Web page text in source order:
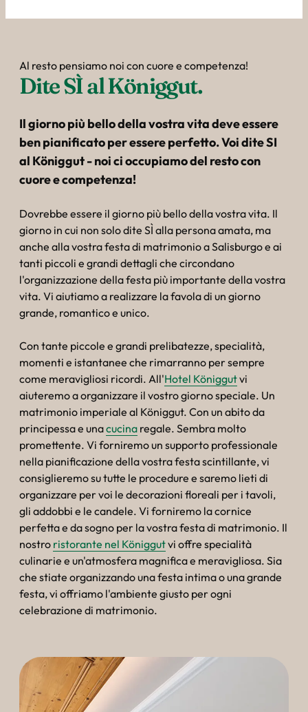
----
----
--
Al resto pensiamo noi con cuore e competenza!
Dite SÌ al Königgut.
Il giorno più bello della vostra vita deve essere
ben pianificato per essere perfetto. Voi dite SI
al Königgut - noi ci occupiamo del resto con
cuore e competenza!
Dovrebbe essere il giorno più bello della vostra vita. Il
giorno in cui non solo dite SÌ alla persona amata, ma
anche alla vostra festa di matrimonio a Salisburgo e ai
tanti piccoli e grandi dettagli che circondano
l'organizzazione della festa più importante della vostra
vita. Vi aiutiamo a realizzare la favola di un giorno
grande, romantico e unico.
Con tante piccole e grandi prelibatezze, specialità,
momenti e istantanee che rimarranno per sempre
come meravigliosi ricordi. All'Hotel Königgutvi
aiuteremo a organizzare il vostro giorno speciale. Un
matrimonio imperiale al Königgut. Con un abito da
principessa e unacucina regale. Sembra molto
promettente. Vi forniremo un supporto professionale
nella pianificazione della vostra festa scintillante, vi
consiglieremo su tutte le procedure e saremo lieti di
organizzare per voi le decorazioni floreali per i tavoli,
gli addobbi e le candele. Vi forniremo la cornice
perfetta e da sogno per la vostra festa di matrimonio. Il
nostro ristorante nel Königgutvi offre specialità
culinarie e un'atmosfera magnifica e meravigliosa. Sia
che stiate organizzando una festa intima o una grande
festa, vi offriamo l'ambiente giusto per ogni
celebrazione di matrimonio.